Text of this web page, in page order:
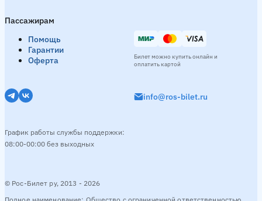
Смотреть расписание
Демидов → Луга 1 рейс в день
Смотреть расписание
Красногородск → Луга
Пассажирам
Помощь
Гарантии
Оферта
© Рос-Билет ру, 2013 - 2026
info@ros-bilet.ru
График работы службы поддержки:
08:00-00:00 без выходных
Билет можно купить онлайн и
оплатить картой